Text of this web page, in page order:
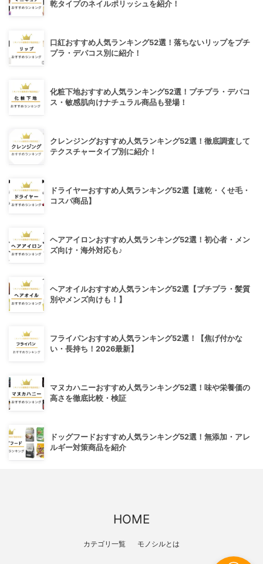
乾タイプのネイルポリッシュを紹介！
口紅おすすめ人気ランキング52選！落ちないリップをプチ
プラ・デパコス別に紹介！
化粧下地おすすめ人気ランキング52選！プチプラ・デパコ
ス・敏感肌向けナチュラル商品も登場！
クレンジングおすすめ人気ランキング52選！徹底調査して
テクスチャータイプ別に紹介！
ドライヤーおすすめ人気ランキング52選【速乾・くせ毛・
コスパ商品】
ヘアアイロンおすすめ人気ランキング52選！初心者・メン
ズ向け・海外対応も♪
ヘアオイルおすすめ人気ランキング52選【プチプラ・髪質
別やメンズ向けも！】
フライパンおすすめ人気ランキング52選！【焦げ付かな
い・長持ち！2026最新】
マヌカハニーおすすめ人気ランキング52選！味や栄養価の
高さを徹底比較・検証
ドッグフードおすすめ人気ランキング52選！無添加・アレ
ルギー対策商品を紹介
HOME
カテゴリ一覧 モノシルとは